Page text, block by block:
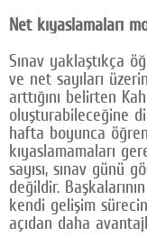
Net kıyaslamaları
Sınav yaklaştıkça
ve net sayıları
arttığını belirten
oluşturabileceğine
hafta boyunca
kıyaslamamaları
sayısı, sınav günü
değildir.
kendi gelişim
açıdan daha